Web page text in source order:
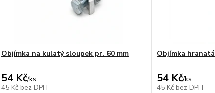
Objímka na kulatý sloupek pr. 60 mm
54 Kč/ks
45 Kč bez DPH
Objímka hranatá
54 Kč/ks
45 Kč bez DPH